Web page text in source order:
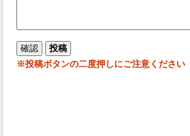
※投稿ボタンの二度押しにご注意ください